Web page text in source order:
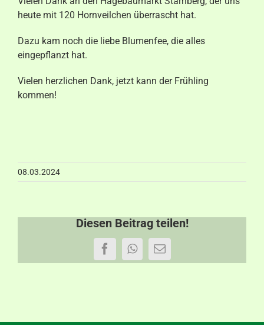
Aktuelles
Kontakt
heute mit 120 Hornveilchen überrascht hat.
Dazu kam noch die liebe Blumenfee, die alles
eingepflanzt hat.
Vielen herzlichen Dank, jetzt kann der Frühling
kommen!
08.03.2024
Diesen Beitrag teilen!
FacebookWhatsApp
E-
Mail